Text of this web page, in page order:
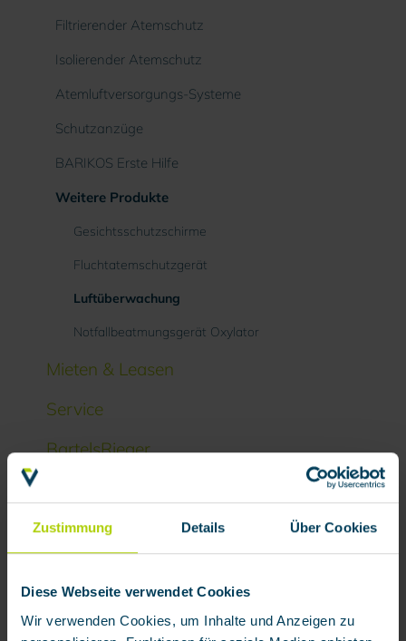
Zustimmung Details Über Cookies
Diese Webseite verwendet Cookies
Wir verwenden Cookies, um Inhalte und Anzeigen zu
Filtrierender Atemschutz
Isolierender Atemschutz
Atemluftversorgungs-Systeme
Schutzanzüge
BARIKOS Erste Hilfe
Weitere Produkte
Gesichtsschutzschirme
Fluchtatemschutzgerät
Luftüberwachung
Notfallbeatmungsgerät Oxylator
Mieten & Leasen
Service
BartelsRieger